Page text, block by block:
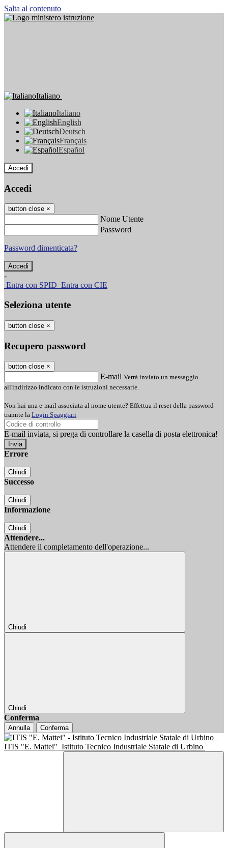
Salta al contenuto
Italiano
Italiano
English
Deutsch
Français
Español
Accedi
Accedi
button close ×
Nome Utente
Password
Password dimenticata?
-
Entra con SPID Entra con CIE
Seleziona utente
button close ×
Recupero password
button close ×
E-mail Verrà inviato un messaggio
all'indirizzo indicato con le istruzioni necessarie.
Non hai una e-mail associata al nome utente? Effettua il reset della password
tramite la Login Spaggiari
E-mail inviata, si prega di controllare la casella di posta elettronica!
Errore
Chiudi
Successo
Chiudi
Informazione
Chiudi
Attendere...
Attendere il completamento dell'operazione...
Chiudi
Chiudi
Conferma
Annulla Conferma
ITIS "E. Mattei" Istituto Tecnico Industriale Statale di Urbino